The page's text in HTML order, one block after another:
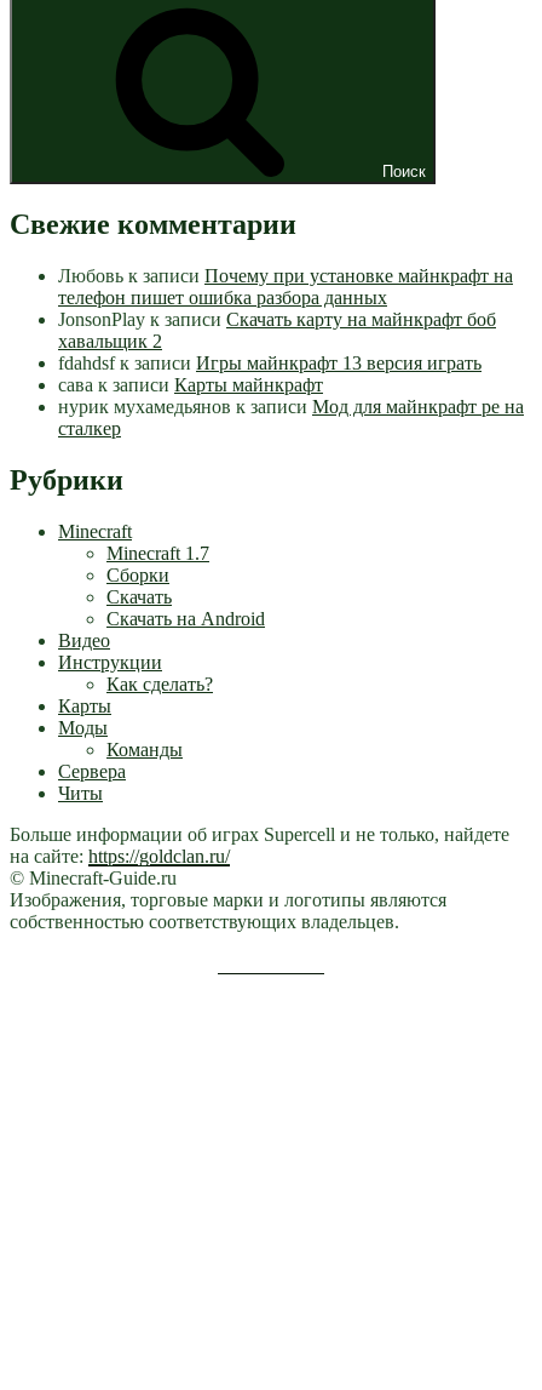
Поиск
Свежие комментарии
Любовь к записи Почему при установке майнкрафт на
телефон пишет ошибка разбора данных
JonsonPlay к записи Скачать карту на майнкрафт боб
хавальщик 2
fdahdsfк записи Игры майнкрафт 13 версия играть
сава к записи Карты майнкрафт
нурик мухамедьянов к записи Мод для майнкрафт pe на
сталкер
Рубрики
Minecraft
Minecraft 1.7
Сборки
Скачать
Скачать на Android
Видео
Инструкции
Как сделать?
Карты
Моды
Команды
Сервера
Читы
Больше информации об играх Supercell и не только, найдете
на сайте: https://goldclan.ru/
© Minecraft-Guide.ru
Изображения, торговые марки и логотипы являются
собственностью соответствующих владельцев.